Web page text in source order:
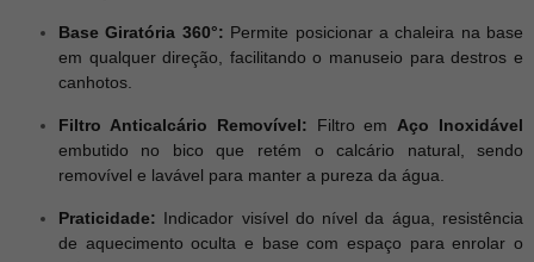
Base Giratória 360°: Permite posicionar a chaleira na base
em qualquer direção, facilitando o manuseio para destros e
canhotos.
Filtro Anticalcário Removível: Filtro em Aço Inoxidável
embutido no bico que retém o calcário natural, sendo
removível e lavável para manter a pureza da água.
Praticidade: Indicador visível do nível da água, resistência
de aquecimento oculta e base com espaço para enrolar o